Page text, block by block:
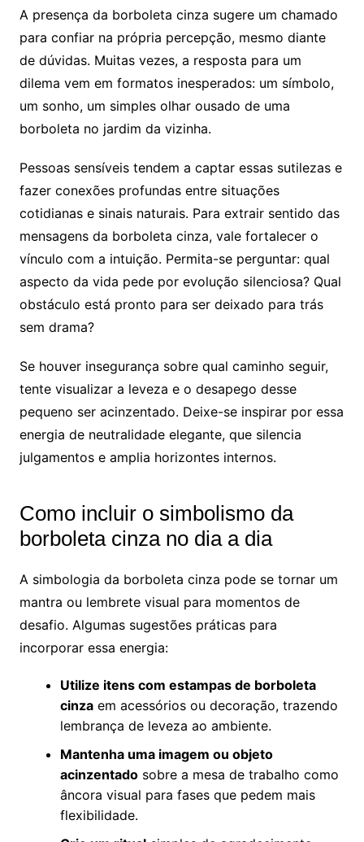
A presença da borboleta cinza sugere um chamado
para confiar na própria percepção, mesmo diante
de dúvidas. Muitas vezes, a resposta para um
dilema vem em formatos inesperados: um símbolo,
um sonho, um simples olhar ousado de uma
borboleta no jardim da vizinha.
Pessoas sensíveis tendem a captar essas sutilezas e
fazer conexões profundas entre situações
cotidianas e sinais naturais. Para extrair sentido das
mensagens da borboleta cinza, vale fortalecer o
vínculo com a intuição. Permita-se perguntar: qual
aspecto da vida pede por evolução silenciosa? Qual
obstáculo está pronto para ser deixado para trás
sem drama?
Se houver insegurança sobre qual caminho seguir,
tente visualizar a leveza e o desapego desse
pequeno ser acinzentado. Deixe-se inspirar por essa
energia de neutralidade elegante, que silencia
julgamentos e amplia horizontes internos.
Como incluir o simbolismo da
borboleta cinza no dia a dia
A simbologia da borboleta cinza pode se tornar um
mantra ou lembrete visual para momentos de
desafio. Algumas sugestões práticas para
incorporar essa energia:
Utilize itens com estampas de borboleta
cinzaem acessórios ou decoração, trazendo
lembrança de leveza ao ambiente.
Mantenha uma imagem ou objeto
acinzentadosobre a mesa de trabalho como
âncora visual para fases que pedem mais
flexibilidade.